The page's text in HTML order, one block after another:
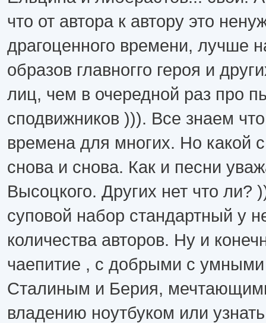
что от автора к автору это
драгоценного времени, лучше
образов главногго героя и
лиц, чем в очередной раз про
сподвижников ))). Все знаем
времена для многих. Но какой
снова и снова. Как и песни
Высоцкого. Других нет что ли?
суповой набор стандартный у
количества авторов. Ну и
чаепитие , с добрыми с умными
Сталиным и Берия,
владению ноутбуком или